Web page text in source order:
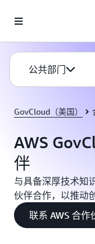
公共部门
GovCloud（美国）
AWS
伴
与具备深厚技术知
伙伴合作，以推动
联系 AWS 合作